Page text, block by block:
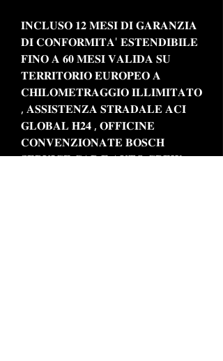
𝐈𝐍𝐂𝐋𝐔𝐒𝐎 𝟏𝟐 𝐌𝐄𝐒𝐈 𝐃𝐈 𝐆𝐀𝐑𝐀𝐍𝐙𝐈𝐀
𝐃𝐈 𝐂𝐎𝐍𝐅𝐎𝐑𝐌𝐈𝐓𝐀' 𝐄𝐒𝐓𝐄𝐍𝐃𝐈𝐁𝐈𝐋𝐄
𝐅𝐈𝐍𝐎 𝐀 𝟔𝟎 𝐌𝐄𝐒𝐈 𝐕𝐀𝐋𝐈𝐃𝐀 𝐒𝐔
𝐓𝐄𝐑𝐑𝐈𝐓𝐎𝐑𝐈𝐎 𝐄𝐔𝐑𝐎𝐏𝐄𝐎 𝐀
𝐂𝐇𝐈𝐋𝐎𝐌𝐄𝐓𝐑𝐀𝐆𝐆𝐈𝐎 𝐈𝐋𝐋𝐈𝐌𝐈𝐓𝐀𝐓𝐎
, 𝐀𝐒𝐒𝐈𝐒𝐓𝐄𝐍𝐙𝐀 𝐒𝐓𝐑𝐀𝐃𝐀𝐋𝐄 𝐀𝐂𝐈
𝐆𝐋𝐎𝐁𝐀𝐋 𝐇𝟐𝟒 , 𝐎𝐅𝐅𝐈𝐂𝐈𝐍𝐄
𝐂𝐎𝐍𝐕𝐄𝐍𝐙𝐈𝐎𝐍𝐀𝐓𝐄 𝐁𝐎𝐒𝐂𝐇
𝐒𝐄𝐑𝐕𝐈𝐂𝐄 𝐂𝐀𝐑 𝐄 𝐀𝐔𝐓𝐎 𝐂𝐑𝐄𝐖 ,